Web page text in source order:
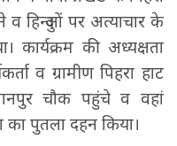
व हिन्दुओं पर अत्याचार के
कार्यक्रम की अध्यक्षता
व ग्रामीण पिहरा हाट
चौक पहुंचे व वहां
का पुतला दहन किया।